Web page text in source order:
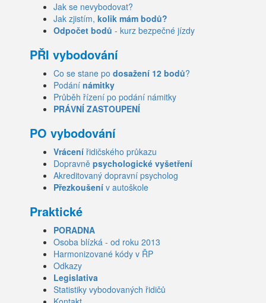
Jak se nevybodovat?
Jak zjistím, kolik mám bodů?
Odpočet bodů - kurz bezpečné jízdy
PŘI vybodování
Co se stane po dosažení 12 bodů?
Podání námitky
Průběh řízení po podání námitky
PRÁVNÍ ZASTOUPENÍ
PO vybodování
Vrácení řidičského průkazu
Dopravně psychologické vyšetření
Akreditovaný dopravní psycholog
Přezkoušení v autoškole
Praktické
PORADNA
Osoba blízká - od roku 2013
Harmonizované kódy v ŘP
Odkazy
Legislativa
Statistiky vybodovaných řidičů